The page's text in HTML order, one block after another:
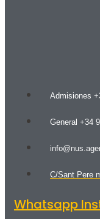
Admisiones
General +34
C/Sant Pere
Whatsapp